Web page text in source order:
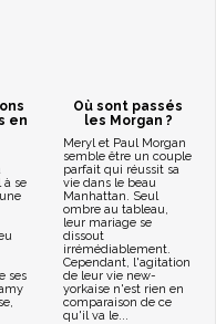
en
se
ses
Où sont passés
les Morgan ?
Meryl et Paul Morgan
semble être un couple
parfait qui réussit sa
vie dans le beau
Manhattan. Seul
ombre au tableau,
leur mariage se
dissout
irrémédiablement.
Cependant, l'agitation
de leur vie new-
yorkaise n'est rien en
comparaison de ce
qu'il va le...